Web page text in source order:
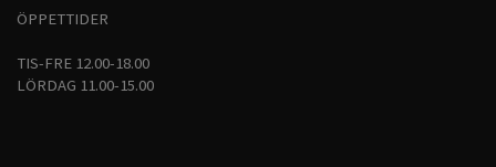
ÖPPETTIDER
TIS-FRE 12.00-18.00
LÖRDAG 11.00-15.00